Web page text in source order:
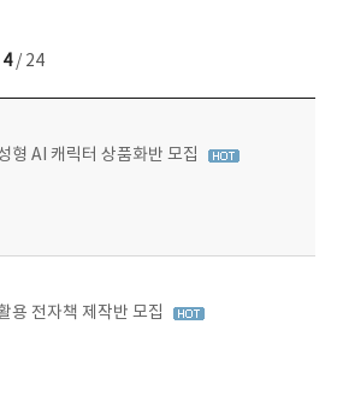
4/ 24
형 AI 캐릭터 상품화반 모집
용 전자책 제작반 모집